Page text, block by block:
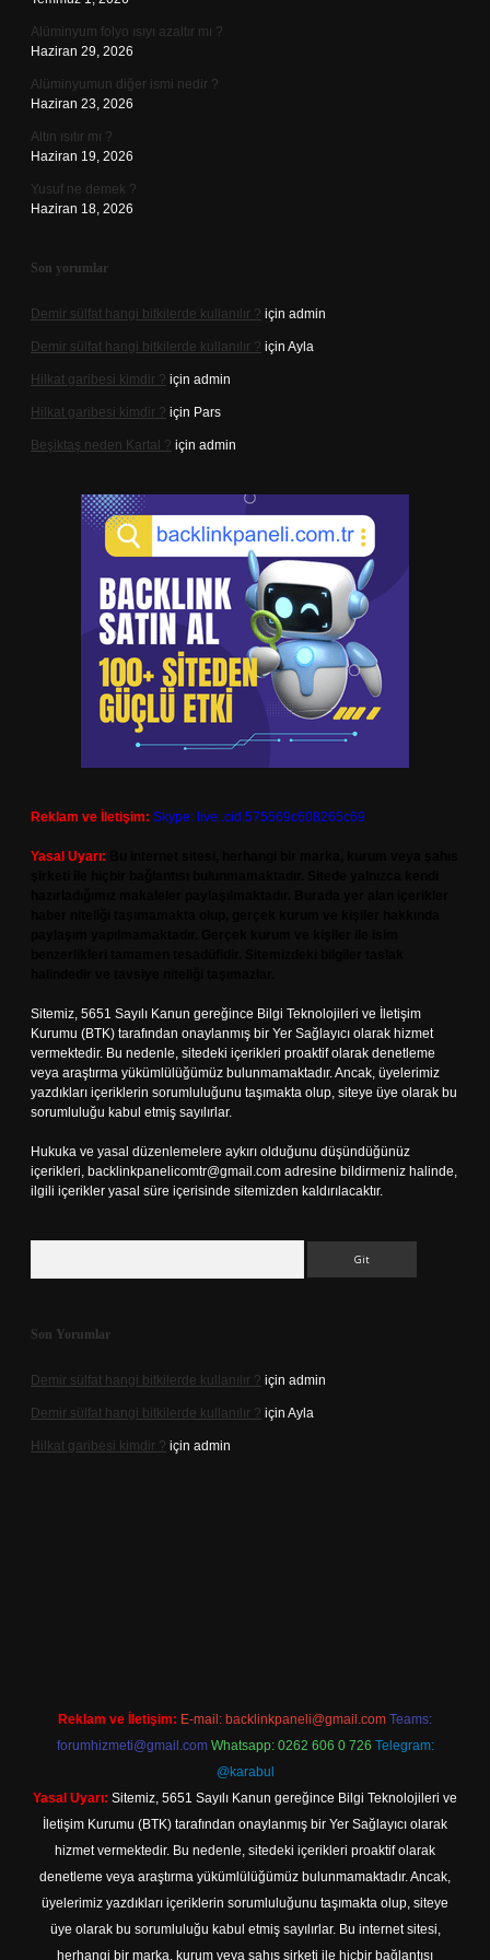
Alüminyum folyo ısıyı azaltır mı ?
Haziran 29, 2026
Alüminyumun diğer ismi nedir ?
Haziran 23, 2026
Altın ısıtır mı ?
Haziran 19, 2026
Yusuf ne demek ?
Haziran 18, 2026
Son yorumlar
Demir sülfat hangi bitkilerde kullanılır ? için admin
Demir sülfat hangi bitkilerde kullanılır ? için Ayla
Hilkat garibesi kimdir ? için admin
Hilkat garibesi kimdir ? için Pars
Beşiktaş neden Kartal ? için admin
Reklam ve İletişim: Skype: live:.cid.575569c608265c69
Yasal Uyarı:
Sitemiz, 5651 Sayılı Kanun gereğince Bilgi Teknolojileri ve İletişim
Kurumu (BTK) tarafından onaylanmış bir Yer Sağlayıcı olarak hizmet
vermektedir. Bu nedenle, sitedeki içerikleri proaktif olarak denetleme
veya araştırma yükümlülüğümüz bulunmamaktadır. Ancak, üyelerimiz
yazdıkları içeriklerin sorumluluğunu taşımakta olup, siteye üye olarak bu
sorumluluğu kabul etmiş sayılırlar.
Hukuka ve yasal düzenlemelere aykırı olduğunu düşündüğünüz
içerikleri, backlinkpanelicomtr@gmail.com adresine bildirmeniz halinde,
ilgili içerikler yasal süre içerisinde sitemizden kaldırılacaktır.
Son Yorumlar
Demir sülfat hangi bitkilerde kullanılır ? için admin
Demir sülfat hangi bitkilerde kullanılır ? için Ayla
Hilkat garibesi kimdir ? için admin
Reklam ve İletişim: E-mail: backlinkpaneli@gmail.com Teams:
forumhizmeti@gmail.com Whatsapp: 0262 606 0 726 Telegram:
@karabul
Yasal Uyarı: Sitemiz, 5651 Sayılı Kanun gereğince Bilgi Teknolojileri ve
İletişim Kurumu (BTK) tarafından onaylanmış bir Yer Sağlayıcı olarak
hizmet vermektedir. Bu nedenle, sitedeki içerikleri proaktif olarak
denetleme veya araştırma yükümlülüğümüz bulunmamaktadır. Ancak,
üyelerimiz yazdıkları içeriklerin sorumluluğunu taşımakta olup, siteye
üye olarak bu sorumluluğu kabul etmiş sayılırlar. Bu internet sitesi,
herhangi bir marka, kurum veya şahıs şirketi ile hiçbir bağlantısı